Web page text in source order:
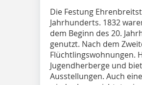
Die Festung
Jahrhunderts. 1832
dem Beginn des 20.
genutzt. Nach dem
Flüchtlingswohnungen.
Jugendherberge und
Ausstellungen. Auch